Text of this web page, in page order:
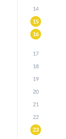
14
15
16
17
18
19
20
21
22
23